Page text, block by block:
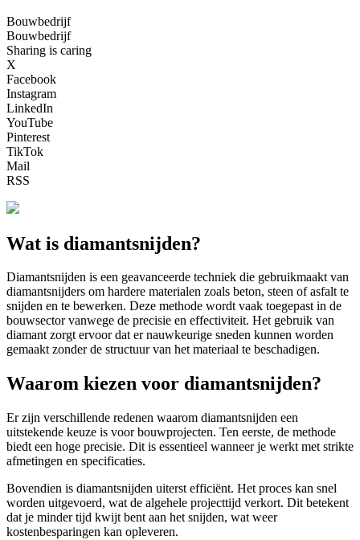
Bouwbedrijf
Bouwbedrijf
Sharing is caring
X
Facebook
Instagram
LinkedIn
YouTube
Pinterest
TikTok
Mail
RSS
Wat is diamantsnijden?
Diamantsnijden is een geavanceerde techniek die gebruikmaakt van
diamantsnijders om hardere materialen zoals beton, steen of asfalt te
snijden en te bewerken. Deze methode wordt vaak toegepast in de
bouwsector vanwege de precisie en effectiviteit. Het gebruik van
diamant zorgt ervoor dat er nauwkeurige sneden kunnen worden
gemaakt zonder de structuur van het materiaal te beschadigen.
Waarom kiezen voor diamantsnijden?
Er zijn verschillende redenen waarom diamantsnijden een
uitstekende keuze is voor bouwprojecten. Ten eerste, de methode
biedt een hoge precisie. Dit is essentieel wanneer je werkt met strikte
afmetingen en specificaties.
Bovendien is diamantsnijden uiterst efficiënt. Het proces kan snel
worden uitgevoerd, wat de algehele projecttijd verkort. Dit betekent
dat je minder tijd kwijt bent aan het snijden, wat weer
kostenbesparingen kan opleveren.